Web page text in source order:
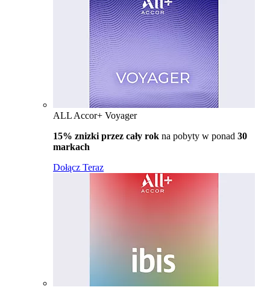
ALL Accor+ Voyager
15% znizki przez cały rok na pobyty w ponad 30
markach
Dołącz Teraz